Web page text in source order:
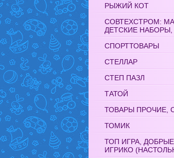
РЫЖИЙ КОТ
СОВТЕХСТРОМ:
ДЕТСКИЕ НАБОРЫ,
СПОРТТОВАРЫ
СТЕЛЛАР
СТЕП ПАЗЛ
ТАТОЙ
ТОВАРЫ ПРОЧИЕ,
ТОМИК
ТОП ИГРА,
ИГРИКО